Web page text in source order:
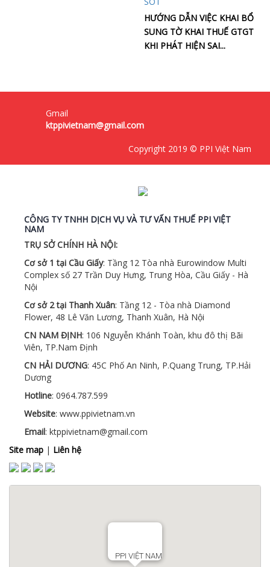
HƯỚNG DẪN VIỆC KHAI BỔ
SUNG TỜ KHAI THUẾ GTGT
KHI PHÁT HIỆN SAI...
Gmail
ktppivietnam@gmail.com
Copyright 2019 © PPI Việt Nam
CÔNG TY TNHH DỊCH VỤ VÀ TƯ VẤN THUẾ PPI VIỆT
NAM
TRỤ SỞ CHÍNH HÀ NỘI:
Cơ sở 1 tại Cầu Giấy: Tầng 12 Tòa nhà Eurowindow Multi
Complex số 27 Trần Duy Hưng, Trung Hòa, Cầu Giấy - Hà
Nội
Cơ sở 2 tại Thanh Xuân: Tầng 12 - Tòa nhà Diamond
Flower, 48 Lê Văn Lương, Thanh Xuân, Hà Nội
CN NAM ĐỊNH: 106 Nguyễn Khánh Toàn, khu đô thị Bãi
Viên, TP.Nam Định
CN HẢI DƯƠNG: 45C Phố An Ninh, P.Quang Trung, TP.Hải
Dương
Hotline: 0964.787.599
Website: www.ppivietnam.vn
Email: ktppivietnam@gmail.com
Site map | Liên hệ
PPI VIỆT NAM